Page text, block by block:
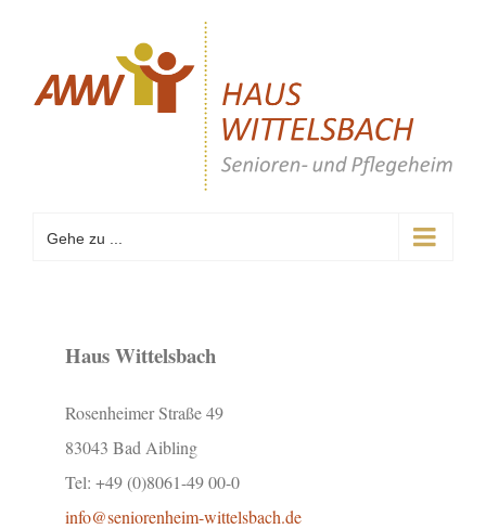
springen
Gehe zu ...
Haus Wittelsbach
Rosenheimer Straße 49
83043 Bad Aibling
Tel: +49 (0)8061-49 00-0
info@seniorenheim-wittelsbach.de